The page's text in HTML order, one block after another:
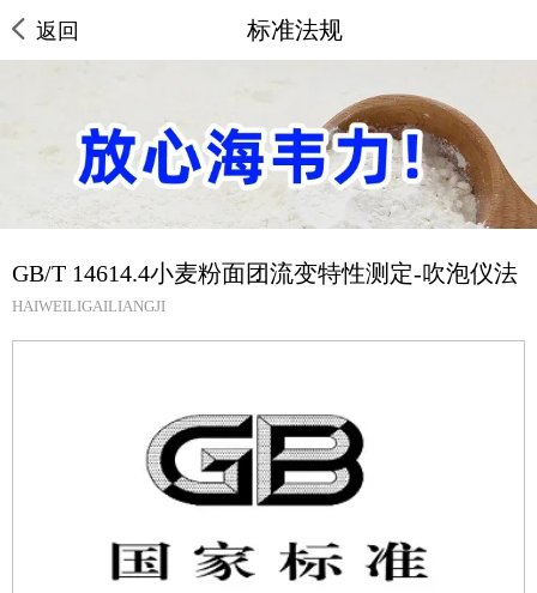
返回 标准法规
GB/T 14614.4小麦粉面团流变特性测定-吹泡仪法
HAIWEILIGAILIANGJI